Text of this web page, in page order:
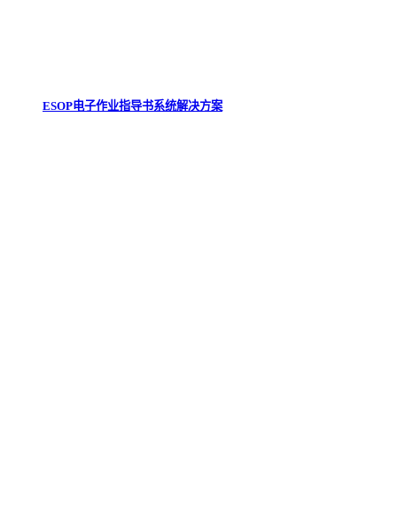
ESOP电子作业指导书系统解决方案